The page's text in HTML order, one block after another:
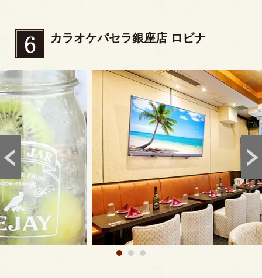
カラオケパセラ銀座店 ロビナ